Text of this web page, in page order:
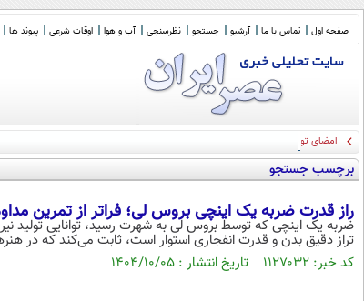
صفحه اول تماس با ما آرشیو جستجو نظرسنجی آب و هوا اوقات شرعی پیوند ها
امضای توافق دفاع مشترک عربستان سعودی، پاکستان و ترکیه
برچسب جستجو
راز قدرت ضربه یک اینچی بروس‌ لی؛ فراتر از تمرین
تراز دقیق بدن و قدرت انفجاری استوار است، ثابت می‌کند که در
کد خبر: ۱۱۲۷۰۳۲ تاریخ انتشار : ۱۴۰۴/۱۰/۰۵